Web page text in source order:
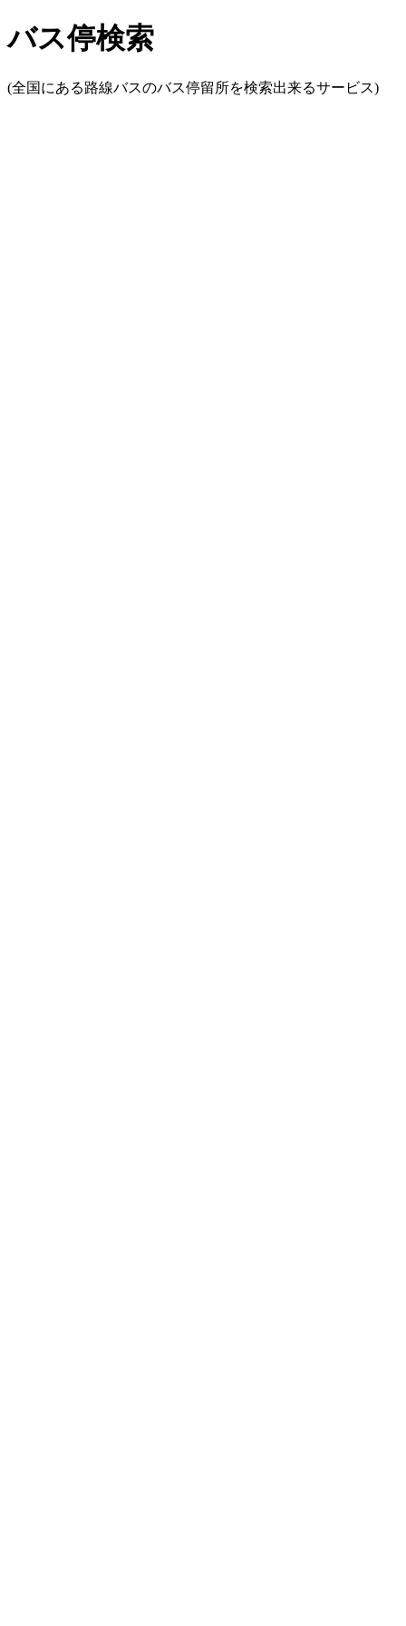
バス停検索
(全国にある路線バスのバス停留所を検索出来るサービス)